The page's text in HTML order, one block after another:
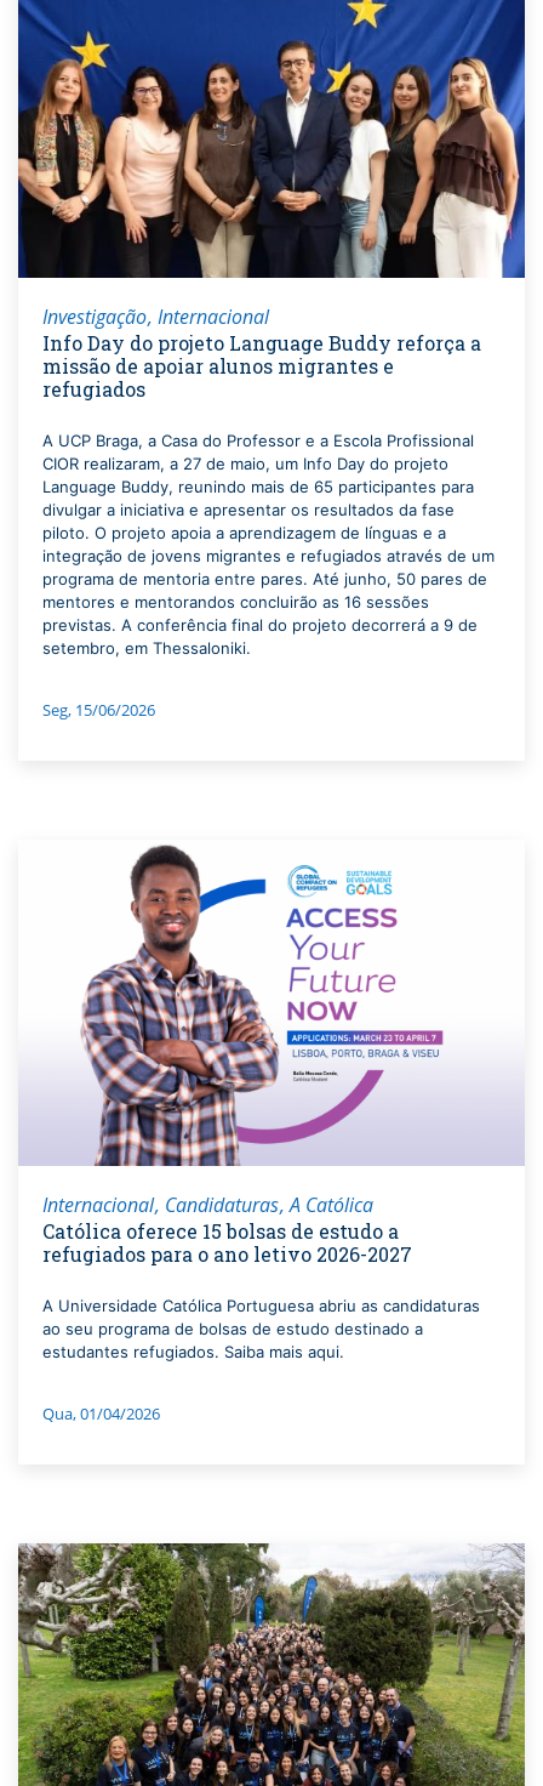
Investigação Internacional
Info Day do projeto Language Buddy reforça a
missão de apoiar alunos migrantes e
refugiados
A UCP Braga, a Casa do Professor e a Escola Profissional
CIOR realizaram, a 27 de maio, um Info Day do projeto
Language Buddy, reunindo mais de 65 participantes para
divulgar a iniciativa e apresentar os resultados da fase
piloto. O projeto apoia a aprendizagem de línguas e a
integração de jovens migrantes e refugiados através de um
programa de mentoria entre pares. Até junho, 50 pares de
mentores e mentorandos concluirão as 16 sessões
previstas. A conferência final do projeto decorrerá a 9 de
setembro, em Thessaloniki.
Seg, 15/06/2026
Internacional Candidaturas A Católica
Católica oferece 15 bolsas de estudo a
refugiados para o ano letivo 2026-2027
A Universidade Católica Portuguesa abriu as candidaturas
ao seu programa de bolsas de estudo destinado a
estudantes refugiados. Saiba mais aqui.
Qua, 01/04/2026